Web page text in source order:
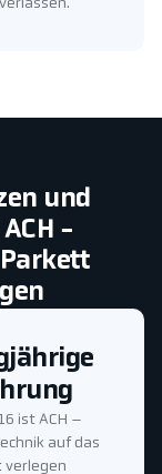
und
-
ist ACH –
auf das
verlegen